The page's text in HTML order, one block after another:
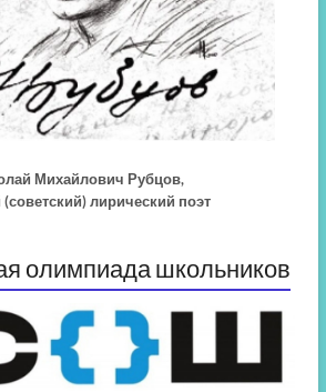
Михайлович Рубцов,
(советский) лирический поэт
олимпиада школьников